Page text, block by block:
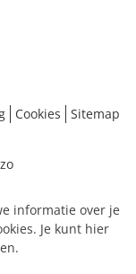
Cookies
Sitemap
informatie over je
Je kunt hier